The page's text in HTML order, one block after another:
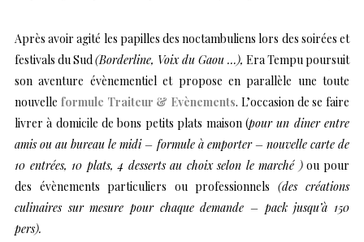
Après avoir agité les papilles des noctambuliens lors des soirées et
festivals du Sud (Borderline, Voix du Gaou …), Era Tempu poursuit
son aventure évènementiel et propose en parallèle une toute
nouvelle formule Traiteur & Evènements. L’occasion de se faire
livrer à domicile de bons petits plats maison (pour un diner entre
amis ou au bureau le midi – formule à emporter – nouvelle carte de
10 entrées, 10 plats, 4 desserts au choix selon le marché )ou pour
des évènements particuliers ou professionnels (des créations
culinaires sur mesure pour chaque demande – pack jusqu’à 150
pers).